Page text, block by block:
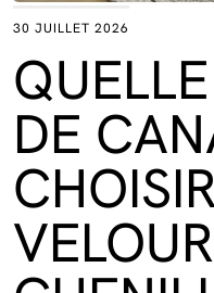
30 JUILLET 2026
DE